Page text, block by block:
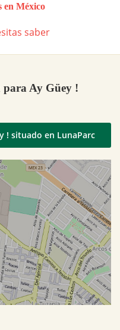
en México
saber
para Ay Güey !
! situado en LunaParc